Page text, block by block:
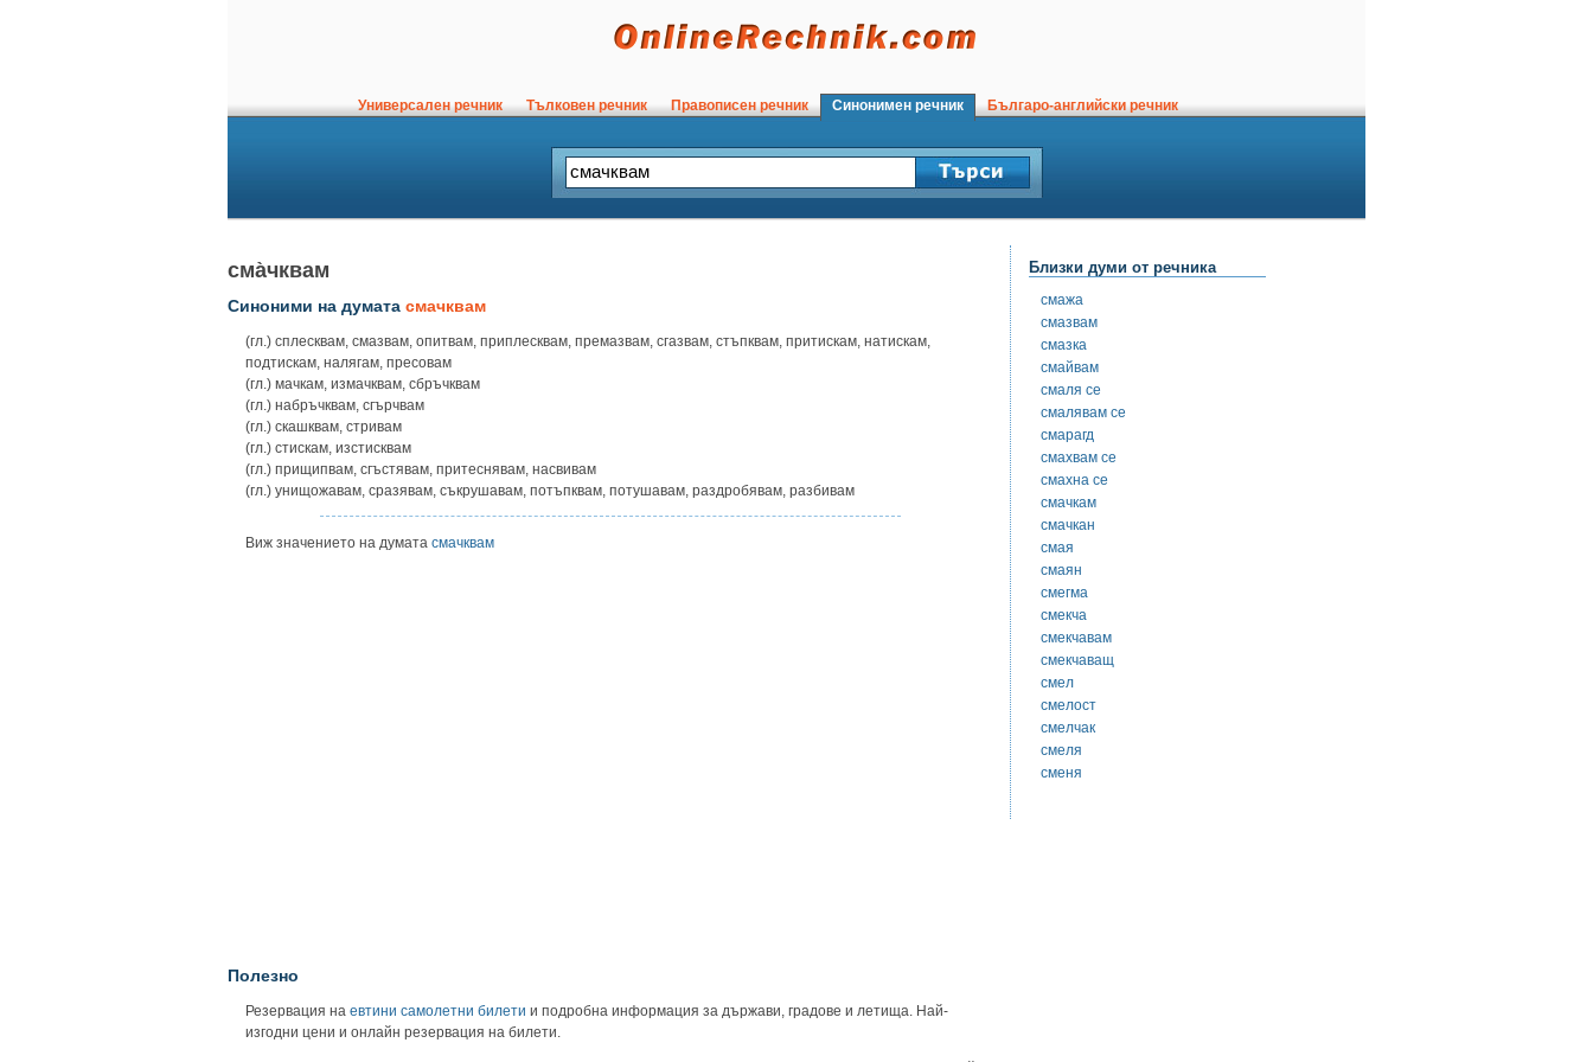
Универсален речник Тълковен речник Правописен речник Синонимен речник Българо-английски речник
сма̀чквам
Синоними на думата смачквам
(гл.) сплесквам, смазвам, опитвам, приплесквам, премазвам, сгазвам, стъпквам, притискам, натискам,
подтискам, налягам, пресовам
(гл.) мачкам, измачквам, сбръчквам
(гл.) набръчквам, сгърчвам
(гл.) скашквам, стривам
(гл.) стискам, изстисквам
(гл.) прищипвам, сгъстявам, притеснявам, насвивам
(гл.) унищожавам, сразявам, съкрушавам, потъпквам, потушавам, раздробявам, разбивам
Виж значението на думата смачквам
Полезно
Резервация на евтини самолетни билети и подробна информация за държави, градове и летища. Най-
изгодни цени и онлайн резервация на билети.
Близки думи от речника
смажа
смазвам
смазка
смайвам
смаля се
смалявам се
смарагд
смахвам се
смахна се
смачкам
смачкан
смая
смаян
смегма
смекча
смекчавам
смекчаващ
смел
смелост
смелчак
смеля
сменя